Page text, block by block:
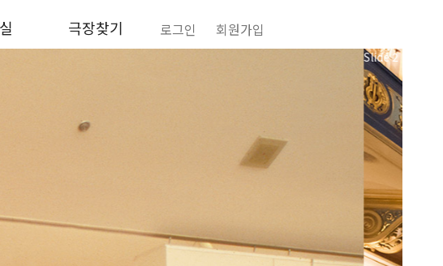
극장찾기 로그인 회원가입